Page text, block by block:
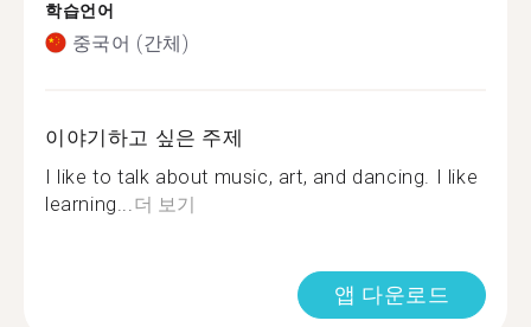
학습언어
중국어 (간체)
이야기하고 싶은 주제
I like to talk about music, art, and dancing. I like
learning... 더 보기
앱 다운로드